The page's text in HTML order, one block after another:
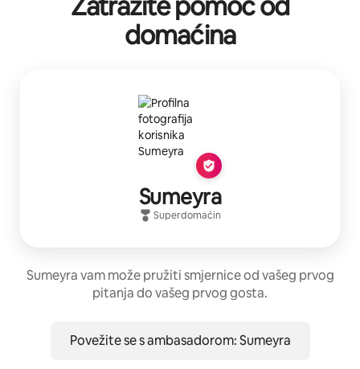
domaćina
Sumeyra
Superdomaćin
Sumeyra vam može pružiti smjernice od vašeg prvog
pitanja do vašeg prvog gosta.
Povežite se s ambasadorom: Sumeyra